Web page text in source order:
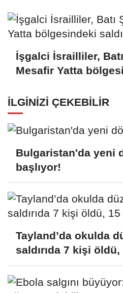
İşgalci İsrailliler,
Mesafir Yatta
İLGINIZI ÇEKEBILIR
Bulgaristan'da yeni
başlıyor!
Tayland’da okulda
saldırıda 7 kişi öldü,